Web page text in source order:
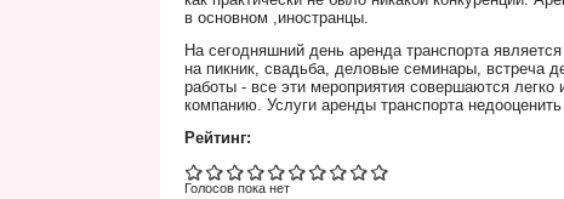
в основном ,иностранцы.
На сегодняшний день аренда транспорта
на пикник, свадьба, деловые семинары, встреча
работы - все эти мероприятия совершаются
компанию. Услуги аренды транспорта
Рейтинг:
Голосов пока нет